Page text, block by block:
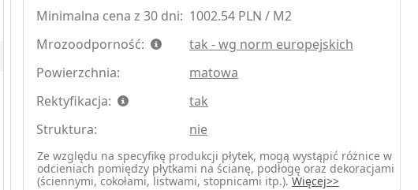
Minimalna cena z 30 dni: 1002.54 PLN / M2
Mrozoodporność:
tak - wg norm europejskich
Powierzchnia:
matowa
Rektyfikacja:
tak
Struktura:
nie
Ze względu na specyfikę produkcji płytek, mogą wystąpić różnice w
odcieniach pomiędzy płytkami na ścianę, podłogę oraz dekoracjami
(ściennymi, cokołami, listwami, stopnicami itp.). Więcej>>